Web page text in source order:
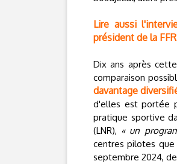
Lire aussi
président de la
Dix ans après
comparaison
davantage
d'elles est portée
pratique sportive
(LNR), « un
centres pilotes que
septembre 2024,